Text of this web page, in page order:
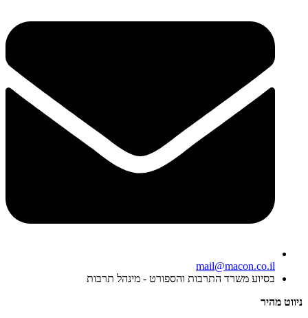
mail@macon.co.il
בסיוע משרד התרבות והספורט - מינהל תרבות
ניווט מהיר